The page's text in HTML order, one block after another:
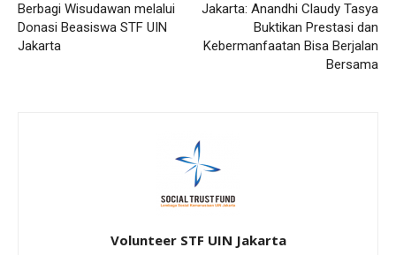
Berbagi Wisudawan melalui
Donasi Beasiswa STF UIN
Jakarta
Jakarta: Anandhi Claudy Tasya
Buktikan Prestasi dan
Kebermanfaatan Bisa Berjalan
Bersama
Volunteer STF UIN Jakarta